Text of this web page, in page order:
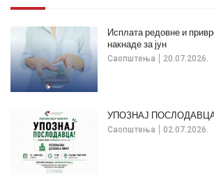
Саопштења 20.07.2026.
Исплата редовне и
накнаде за јун
Саопштења 02.07.2026.
УПОЗНАЈ